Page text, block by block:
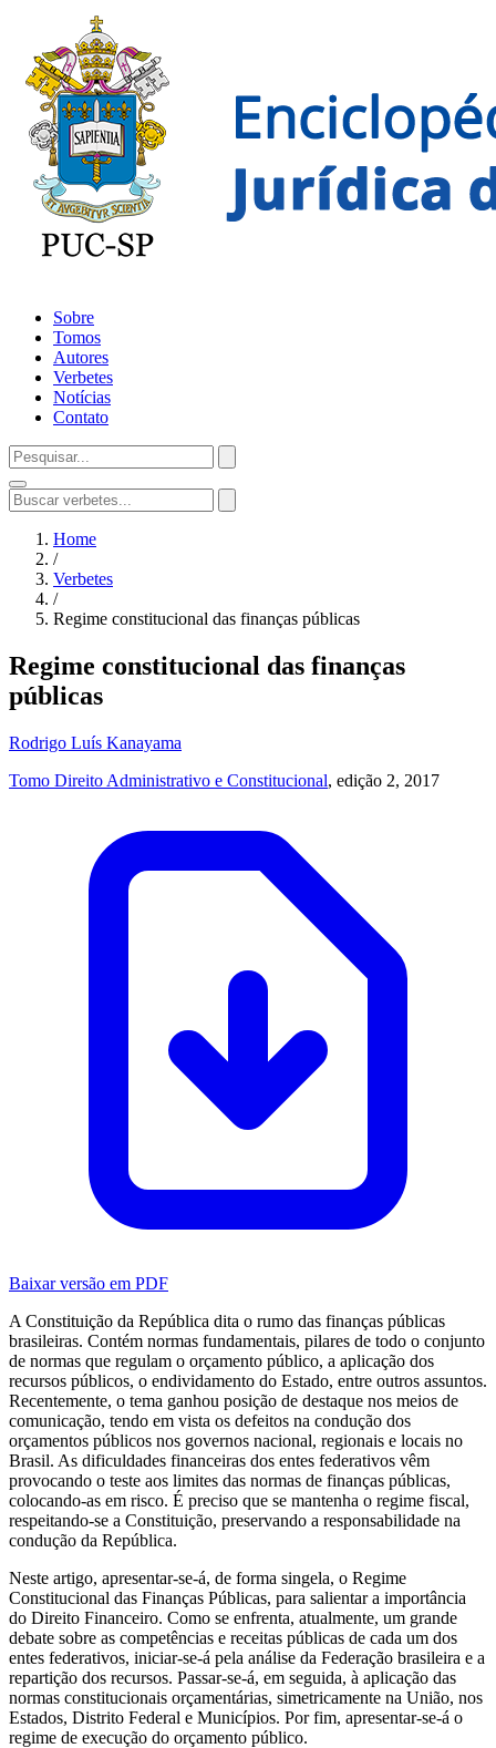
Sobre
Tomos
Autores
Verbetes
Notícias
Contato
Home
/
Verbetes
/
Regime constitucional das finanças públicas
Regime constitucional das finanças
públicas
Rodrigo Luís Kanayama
Tomo Direito Administrativo e Constitucional, edição 2, 2017
Baixar versão em PDF
A Constituição da República dita o rumo das finanças públicas
brasileiras. Contém normas fundamentais, pilares de todo o conjunto
de normas que regulam o orçamento público, a aplicação dos
recursos públicos, o endividamento do Estado, entre outros assuntos.
Recentemente, o tema ganhou posição de destaque nos meios de
comunicação, tendo em vista os defeitos na condução dos
orçamentos públicos nos governos nacional, regionais e locais no
Brasil. As dificuldades financeiras dos entes federativos vêm
provocando o teste aos limites das normas de finanças públicas,
colocando-as em risco. É preciso que se mantenha o regime fiscal,
respeitando-se a Constituição, preservando a responsabilidade na
condução da República.
Neste artigo, apresentar-se-á, de forma singela, o Regime
Constitucional das Finanças Públicas, para salientar a importância
do Direito Financeiro. Como se enfrenta, atualmente, um grande
debate sobre as competências e receitas públicas de cada um dos
entes federativos, iniciar-se-á pela análise da Federação brasileira e a
repartição dos recursos. Passar-se-á, em seguida, à aplicação das
normas constitucionais orçamentárias, simetricamente na União, nos
Estados, Distrito Federal e Municípios. Por fim, apresentar-se-á o
regime de execução do orçamento público.